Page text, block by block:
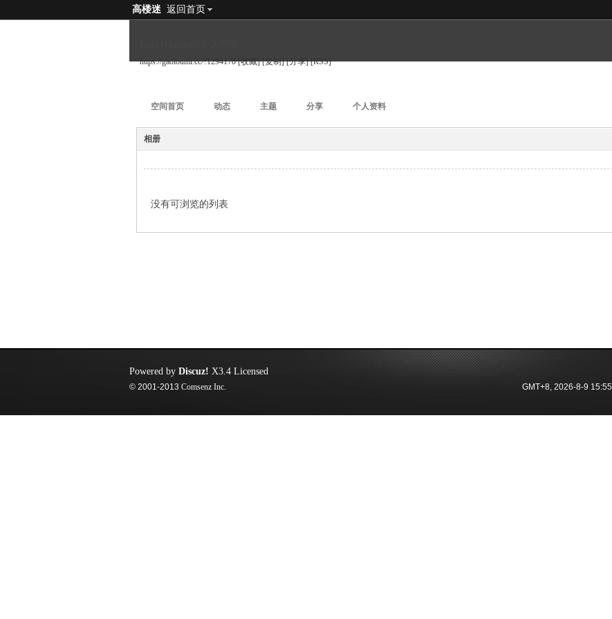
高楼迷 返回首页
https://gaoloumi.cc/?1294178 [收藏] [复制] [分享] [RSS]
空间首页 动态 主题 分享 个人资料
相册
没有可浏览的列表
GMT+8, 2026-8-9 15:55
Powered by Discuz! X3.4 Licensed
© 2001-2013 Comsenz Inc.